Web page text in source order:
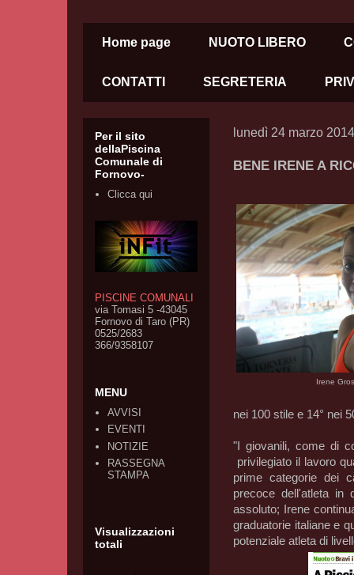
Home page NUOTO LIBERO
CONTATTI SEGRETERIA
lunedì 24 marzo 2014
BENE IRENE A
Irene
nei 100 stile e 14° nei
"I giovanili, come di
privilegiato il lavoro
prime categorie dei
precoce dell'atleta
assoluto; Irene
graduatorie italiane e
potenziale atleta di
Per il sito
dellaPiscina
Comunale di
Fornovo-
Clicca qui
PISCINE COMUNALI
via Tomasi 5 -43045
Fornovo di Taro (PR)
0525/2683
366/9358107
MENU
AVVISI
EVENTI
NOTIZIE
RASSEGNA
STAMPA
Visualizzazioni
totali